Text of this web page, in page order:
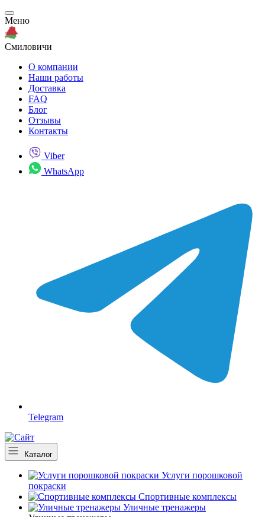
Меню
Смиловичи
О компании
Наши работы
Доставка
FAQ
Блог
Отзывы
Контакты
Viber
WhatsApp
Telegram
Каталог
Услуги порошковой
покраски
Спортивные комплексы
Уличные тренажеры